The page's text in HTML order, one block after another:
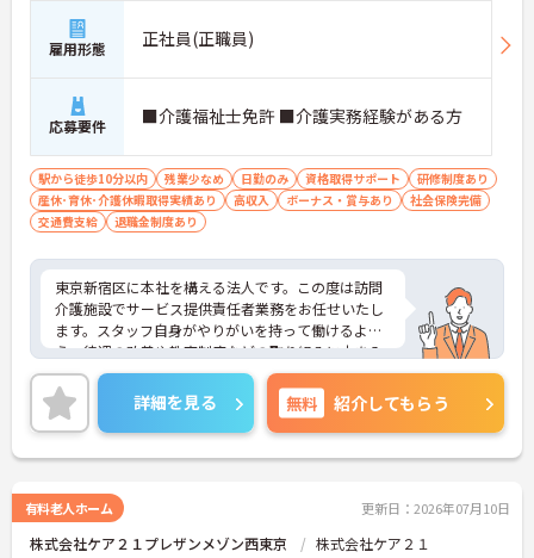
雇用形態 正社員(正職員)
応募要件 ■介護福祉士免許 ■介護実務経験がある方
駅から徒歩10分以内 残業少なめ 日勤のみ 資格取得サポート
研修制度あり
産休･育休･介護休暇取得実績あり
高収入 ボーナス・賞与あり
社会保険完備
交通費支給
退職金制度あり
東京新宿区に本社を構える法人です。この度は訪問
介護施設でサービス提供責任者業務をお任せいたし
ます。スタッフ自身がやりがいを持って働けるよ
う、待遇の改善や教育制度などの取り組みに力を入
れています。IT事業本部が作成した事務処理ソフト
を導入しており、事務作業は少なく、その分ご利用
者様への対応を重視することもできます。入社後の
研修はもちろん、介護技術研修、PC研修、マナー研
修、資格取得のための勉強会等ステップに応じて用
ご興味を持たれた方は面接対策ポイントや求人の詳
細などお話しいたしますのでお気軽にお問い合わせ
下さい。
詳細を見る 無料 紹介してもらう
有料老人ホーム 更新日：2026年07月10日
株式会社ケア２１プレザンメゾン西東京 株式会社ケア２１